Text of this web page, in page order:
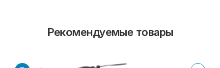
Рекомендуемые товары